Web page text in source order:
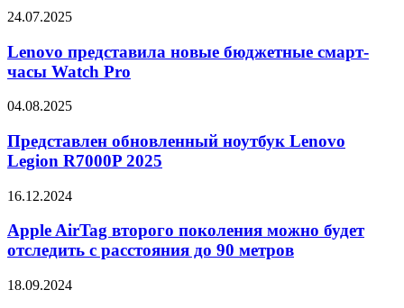
1
Lenovo
новые
бюджетные
смарт-
Watch
24.07.2025
Lenovo представила новые бюджетные смарт-
часы Watch Pro
Представлен
ноутбук
Lenovo
Legion
2025
04.08.2025
Представлен обновленный ноутбук Lenovo
Legion R7000P 2025
Apple
второго
поколения
можно
отследить
16.12.2024
Apple AirTag второго поколения можно будет
отследить с расстояния до 90 метров
Официально
18.09.2024